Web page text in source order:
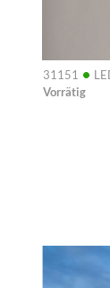
31151 •
Vorrätig